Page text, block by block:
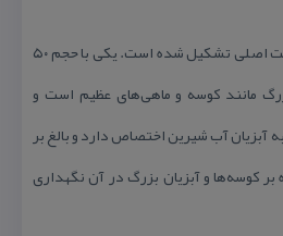
این آكواریوم بزرگ از دو قسمت اصلی تشكیل شده است. یكی با حجم ۵۰
مانند كوسه و ماهی‌های عظیم است و
لیتر كه به آبزیان آب شیرین اختصاص دارد و بالغ بر
بر كوسه‌ها و آبزیان بزرگ در آن نگهداری